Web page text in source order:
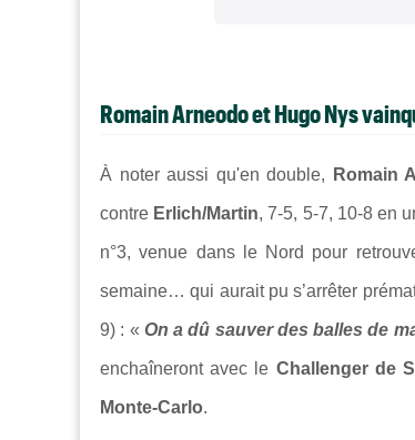
Romain ArneodoetHugo Nys
À noter aussi qu'en double, Romain
contre Erlich/Martin, 7-5, 5-7, 10-8 en
n°3, venue dans le Nord pour
semaine… qui aurait pu s’arrêter
9) : « On a dû sauver des balles de
enchaîneront avec le Challenger de
Monte-Carlo.